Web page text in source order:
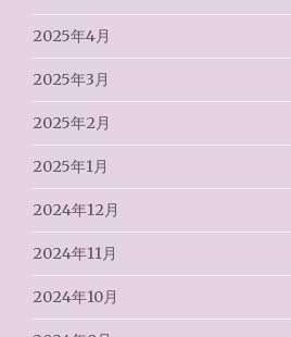
2025年4月
2025年3月
2025年2月
2025年1月
2024年12月
2024年11月
2024年10月